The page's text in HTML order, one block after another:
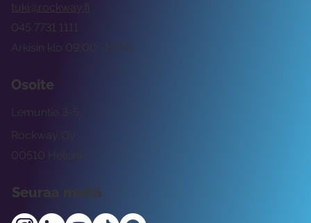
tuki@rockway.fi
Arkisin klo 09:00 -15:00
045 7731 1111
Osoite
Rockway Oy
Lemuntie 3-5
00510 Helsinki
Seuraa meitä